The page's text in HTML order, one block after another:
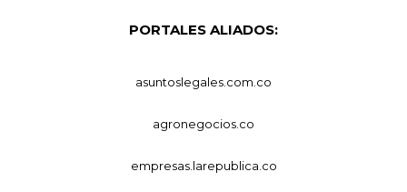
PORTALES ALIADOS:
asuntoslegales.com.co
agronegocios.co
empresas.larepublica.co